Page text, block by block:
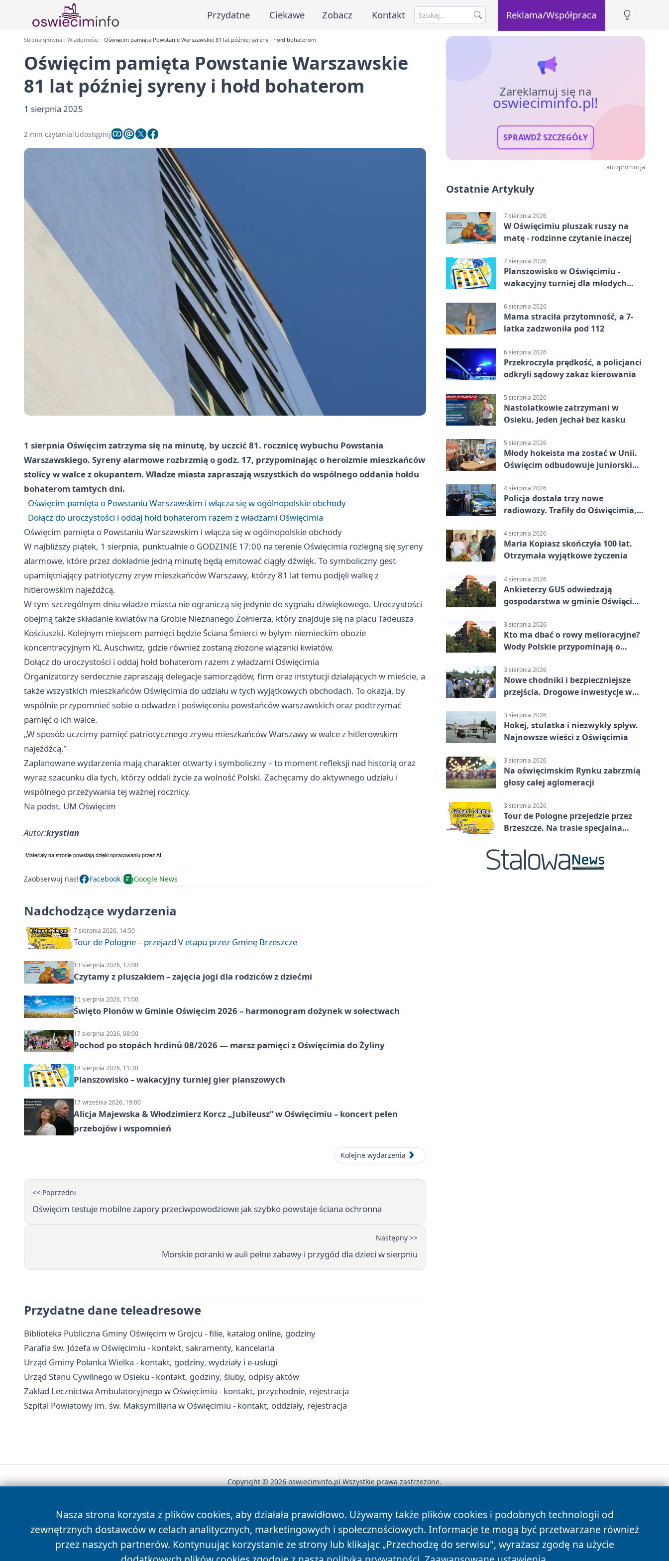
Przydatne Ciekawe Zobacz Kontakt Reklama/Współpraca
Strona główna Wiadomości Oświęcim pamięta Powstanie Warszawskie 81 lat później syreny i hołd bohaterom
Oświęcim pamięta Powstanie Warszawskie
81 lat później syreny i hołd bohaterom
1 sierpnia 2025
2 min czytania Udostępnij
1 sierpnia Oświęcim zatrzyma się na minutę, by uczcić 81. rocznicę wybuchu Powstania
Warszawskiego. Syreny alarmowe rozbrzmią o godz. 17, przypominając o heroizmie mieszkańców
stolicy w walce z okupantem. Władze miasta zapraszają wszystkich do wspólnego oddania hołdu
bohaterom tamtych dni.
Oświęcim pamięta o Powstaniu Warszawskim i włącza się w ogólnopolskie obchody
Dołącz do uroczystości i oddaj hołd bohaterom razem z władzami Oświęcimia
Oświęcim pamięta o Powstaniu Warszawskim i włącza się w ogólnopolskie obchody
W najbliższy piątek, 1 sierpnia, punktualnie o GODZINIE 17:00 na terenie Oświęcimia rozlegną się syreny
alarmowe, które przez dokładnie jedną minutę będą emitować ciągły dźwięk. To symboliczny gest
upamiętniający patriotyczny zryw mieszkańców Warszawy, którzy 81 lat temu podjęli walkę z
hitlerowskim najeźdźcą.
W tym szczególnym dniu władze miasta nie ograniczą się jedynie do sygnału dźwiękowego. Uroczystości
obejmą także składanie kwiatów na Grobie Nieznanego Żołnierza, który znajduje się na placu Tadeusza
Kościuszki. Kolejnym miejscem pamięci będzie Ściana Śmierci w byłym niemieckim obozie
koncentracyjnym KL Auschwitz, gdzie również zostaną złożone wiązanki kwiatów.
Dołącz do uroczystości i oddaj hołd bohaterom razem z władzami Oświęcimia
Organizatorzy serdecznie zapraszają delegacje samorządów, firm oraz instytucji działających w mieście, a
także wszystkich mieszkańców Oświęcimia do udziału w tych wyjątkowych obchodach. To okazja, by
wspólnie przypomnieć sobie o odwadze i poświęceniu powstańców warszawskich oraz podtrzymać
pamięć o ich walce.
„W sposób uczcimy pamięć patriotycznego zrywu mieszkańców Warszawy w walce z hitlerowskim
najeźdźcą.”
Zaplanowane wydarzenia mają charakter otwarty i symboliczny – to moment refleksji nad historią oraz
wyraz szacunku dla tych, którzy oddali życie za wolność Polski. Zachęcamy do aktywnego udziału i
wspólnego przeżywania tej ważnej rocznicy.
Na podst. UM Oświęcim
Autor:krystian
Zaobserwuj nas! Facebook Google News
Nadchodzące wydarzenia
7 sierpnia 2026, 14:50
Tour de Pologne – przejazd V etapu przez Gminę Brzeszcze
13 sierpnia 2026, 17:00
Czytamy z pluszakiem – zajęcia jogi dla rodziców z dziećmi
15 sierpnia 2026, 11:00
Święto Plonów w Gminie Oświęcim 2026 – harmonogram dożynek w sołectwach
17 sierpnia 2026, 08:00
Pochod po stopách hrdinů 08/2026 — marsz pamięci z Oświęcimia do Żyliny
18 sierpnia 2026, 11:30
Planszowisko – wakacyjny turniej gier planszowych
17 września 2026, 19:00
Alicja Majewska & Włodzimierz Korcz „Jubileusz” w Oświęcimiu – koncert pełen
przebojów i wspomnień
Kolejne wydarzenia
<< Poprzedni
Oświęcim testuje mobilne zapory przeciwpowodziowe jak szybko powstaje ściana ochronna
Następny >>
Morskie poranki w auli pełne zabawy i przygód dla dzieci w sierpniu
Przydatne dane teleadresowe
Biblioteka Publiczna Gminy Oświęcim w Grojcu - filie, katalog online, godziny
Parafia św. Józefa w Oświęcimiu - kontakt, sakramenty, kancelaria
Urząd Gminy Polanka Wielka - kontakt, godziny, wydziały i e-usługi
Urząd Stanu Cywilnego w Osieku - kontakt, godziny, śluby, odpisy aktów
Zakład Lecznictwa Ambulatoryjnego w Oświęcimiu - kontakt, przychodnie, rejestracja
Szpital Powiatowy im. św. Maksymiliana w Oświęcimiu - kontakt, oddziały, rejestracja
Zareklamuj się na
oswieciminfo.pl!
SPRAWDŹ SZCZEGÓŁY
autopromocja
Ostatnie Artykuły
7 sierpnia 2026
W Oświęcimiu pluszak ruszy na
matę - rodzinne czytanie inaczej
7 sierpnia 2026
Planszowisko w Oświęcimiu -
wakacyjny turniej dla młodych
6 sierpnia 2026
Mama straciła przytomność, a 7-
latka zadzwoniła pod 112
6 sierpnia 2026
Przekroczyła prędkość, a policjanci
odkryli sądowy zakaz kierowania
5 sierpnia 2026
Nastolatkowie zatrzymani w
Osieku. Jeden jechał bez kasku
5 sierpnia 2026
Młody hokeista ma zostać w Unii.
Oświęcim odbudowuje juniorski
4 sierpnia 2026
Policja dostała trzy nowe
radiowozy. Trafiły do Oświęcimia,
4 sierpnia 2026
Maria Kopiasz skończyła 100 lat.
Otrzymała wyjątkowe życzenia
4 sierpnia 2026
Ankieterzy GUS odwiedzają
gospodarstwa w gminie Oświęcim.
3 sierpnia 2026
Kto ma dbać o rowy melioracyjne?
Wody Polskie przypominają o
3 sierpnia 2026
Nowe chodniki i bezpieczniejsze
przejścia. Drogowe inwestycje w
3 sierpnia 2026
Hokej, stulatka i niezwykły spływ.
Najnowsze wieści z Oświęcimia
3 sierpnia 2026
Na oświęcimskim Rynku zabrzmią
głosy całej aglomeracji
3 sierpnia 2026
Tour de Pologne przejedzie przez
Brzeszcze. Na trasie specjalna
Nasza strona korzysta z plików cookies, aby działała prawidłowo. Używamy także plików cookies i podobnych technologii od
zewnętrznych dostawców w celach analitycznych, marketingowych i społecznościowych. Informacje te mogą być przetwarzane również
przez naszych partnerów. Kontynuując korzystanie ze strony lub klikając „Przechodzę do serwisu", wyrażasz zgodę na użycie
Copyright © 2026 oswieciminfo.pl Wszystkie prawa zastrzeżone.
News Autorzy Polityka Prywatności Polityka Cookies